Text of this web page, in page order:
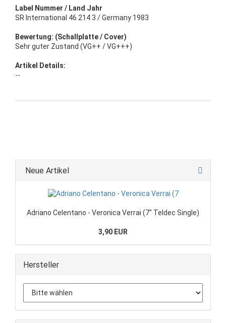
Label Nummer / Land Jahr
SR International 46 214 3 / Germany 1983
Bewertung: (Schallplatte / Cover)
Sehr guter Zustand (VG++ / VG+++)
Artikel Details:
--
Neue Artikel
Adriano Celentano - Veronica Verrai (7" Teldec Single)
3,90 EUR
Hersteller